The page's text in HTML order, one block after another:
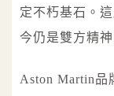
定不朽基石。
今仍是雙方精
Aston Martin品